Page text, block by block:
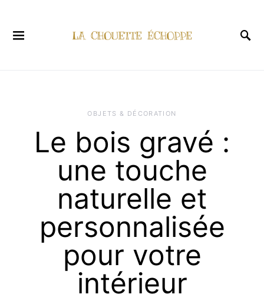
OBJETS & DÉCORATION
Le bois gravé :
une touche
naturelle et
personnalisée
pour votre
intérieur